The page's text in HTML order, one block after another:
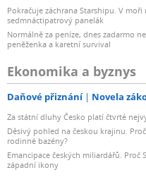
Pokračuje záchrana Starshipu. V
sedmnáctipatrový panelák
Normálně za peníze, dnes zadarmo
peněženka a karetní survival
Ekonomika a byznys
Daňové přiznání Novela
Za státní dluhy Česko platí čtvrté
Děsivý pohled na českou krajinu.
rodinné bazény?
Emancipace českých miliardářů.
západní ikony